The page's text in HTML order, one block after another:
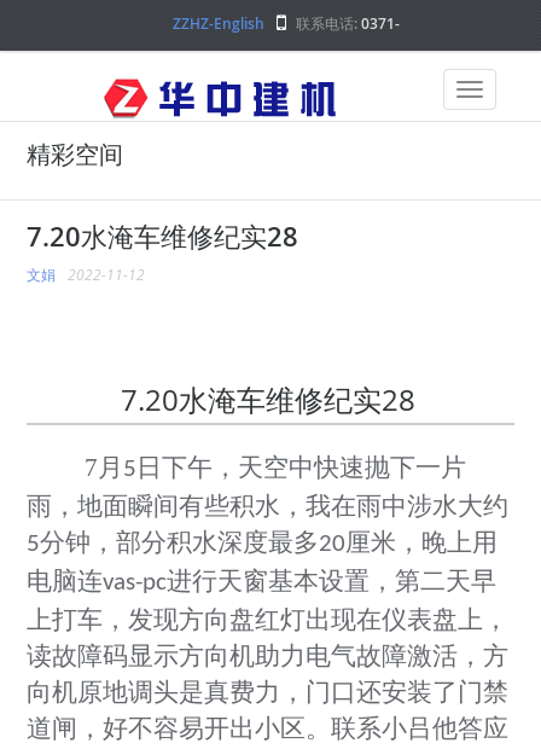
ZZHZ-English 联系电话:0371-
精彩空间
7.20水淹车维修纪实28
文娟 2022-11-12
7.20水淹车维修纪实28
7月 5 日下午，天空中快速抛下一片
雨，地面瞬间有些积水，我在雨中涉水大约
5分钟，部分积水深度最多20厘米，晚上用
电脑连vas-pc进行天窗基本设置，第二天早
上打车，发现方向盘红灯出现在仪表盘上，
读故障码显示方向机助力电气故障激活，方
向机原地调头是真费力，门口还安装了门禁
道闸，好不容易开出小区。联系小吕他答应